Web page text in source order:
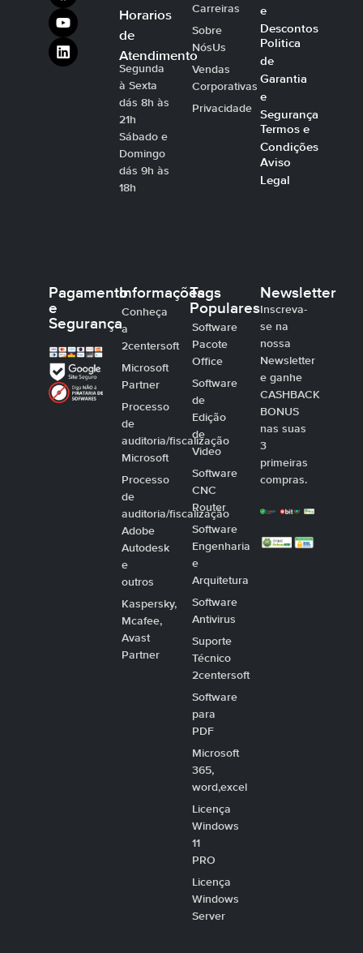
Horarios
de
Atendimento
Segunda
à Sexta
dás 8h às
21h
Sábado e
Domingo
dás 9h às
18h
Carreiras
Sobre
NósUs
Vendas
Corporativas
Privacidade
e
Descontos
Politica
de
Garantia
e
Segurança
Termos e
Condições
Aviso
Legal
Pagamento
e
Segurança
Informações
Conheça
a
2centersoft
Microsoft
Partner
Processo
de
auditoria/fiscalização
Microsoft
Processo
de
auditoria/fiscalização
Adobe
Autodesk
e
outros
Kaspersky,
Mcafee,
Avast
Partner
Tags
Populares
Software
Pacote
Office
Software
de
Edição
de
Video
Software
CNC
Router
Software
Engenharia
e
Arquitetura
Software
Antivirus
Suporte
Técnico
2centersoft
Software
para
PDF
Microsoft
365,
word,excel
Licença
Windows
11
PRO
Licença
Windows
Server
Newsletter
Inscreva-
se na
nossa
Newsletter
e ganhe
CASHBACK
BONUS
nas suas
3
primeiras
compras.